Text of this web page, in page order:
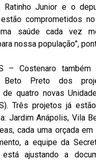
Ratinho Junior e o
comprometidos
saúde cada vez
nossa população”,
– Costenaro
Beto Preto dos
de quatro novas
Três projetos já
Jardim Anápolis, Vila
cada uma orçada em
a equipe da
ajustando a